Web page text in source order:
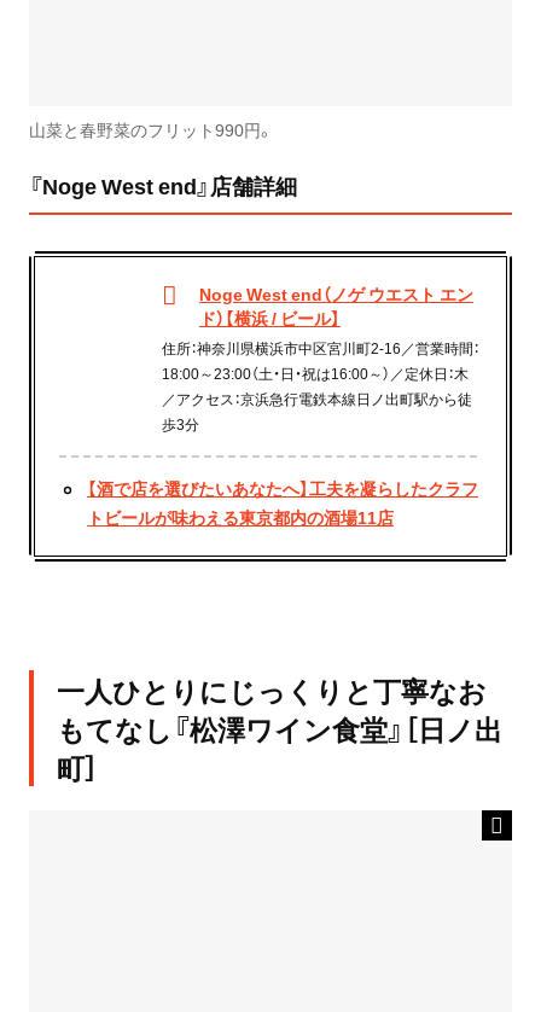
山菜と春野菜のフリット990円。
『Noge West end』店舗詳細
Noge West end（ノゲ ウエスト エン
ド）【横浜 / ビール】
住所：神奈川県横浜市中区宮川町2-16／営業時間：
18:00～23:00（土・日・祝は16:00～）／定休日：木
／アクセス：京浜急行電鉄本線日ノ出町駅から徒
歩3分
【酒で店を選びたいあなたへ】工夫を凝らしたクラフ
トビールが味わえる東京都内の酒場11店
一人ひとりにじっくりと丁寧なお
もてなし『松澤ワイン食堂』［日ノ出
町］